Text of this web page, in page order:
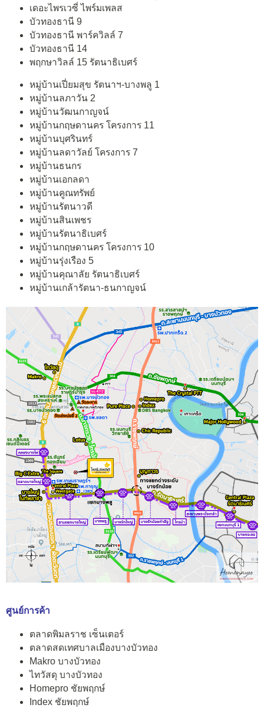
เดอะไพรเวซี่ ไพร์มเพลส
บัวทองธานี 9
บัวทองธานี พาร์ควิลล์ 7
บัวทองธานี 14
พฤกษาวิลล์ 15 รัตนาธิเบศร์
หมู่บ้านเปี่ยมสุข รัตนาฯ-บางพลู 1
หมู่บ้านลภาวัน 2
หมู่บ้านวัฒนกาญจน์
หมู่บ้านกฤษดานคร โครงการ 11
หมู่บ้านบุศรินทร์
หมู่บ้านลดาวัลย์ โครงการ 7
หมู่บ้านธนกร
หมู่บ้านเอกลดา
หมู่บ้านคูณทรัพย์
หมู่บ้านรัตนาวดี
หมู่บ้านสินเพชร
หมู่บ้านรัตนาธิเบศร์
หมู่บ้านกฤษดานคร โครงการ 10
หมู่บ้านรุ่งเรือง 5
หมู่บ้านคุณาลัย รัตนาธิเบศร์
หมู่บ้านเกล้ารัตนา-ธนกาญจน์
ศูนย์การค้า
ตลาดพิมลราช เซ็นเตอร์
ตลาดสดเทศบาลเมืองบางบัวทอง
Makro บางบัวทอง
ไทวัสดุ บางบัวทอง
Homepro ชัยพฤกษ์
Index ชัยพฤกษ์